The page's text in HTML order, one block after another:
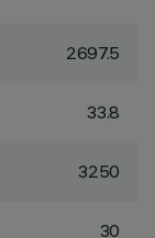
2697.5
33.8
3250
30